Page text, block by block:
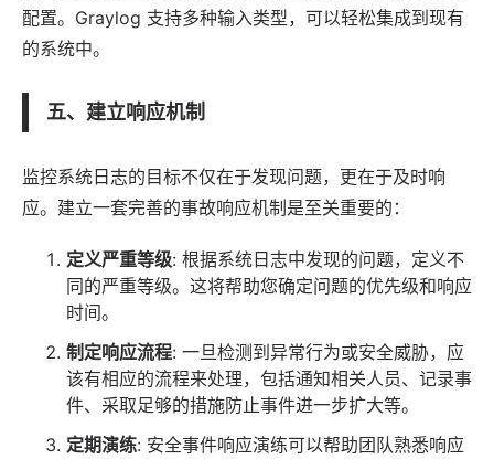
配置。Graylog 支持多种输入类型，可以轻松集成到现有
的系统中。
五、建立响应机制
监控系统日志的目标不仅在于发现问题，更在于及时响
应。建立一套完善的事故响应机制是至关重要的：
定义严重等级: 根据系统日志中发现的问题，定义不
同的严重等级。这将帮助您确定问题的优先级和响应
时间。
制定响应流程: 一旦检测到异常行为或安全威胁，应
该有相应的流程来处理，包括通知相关人员、记录事
件、采取足够的措施防止事件进一步扩大等。
定期演练: 安全事件响应演练可以帮助团队熟悉响应